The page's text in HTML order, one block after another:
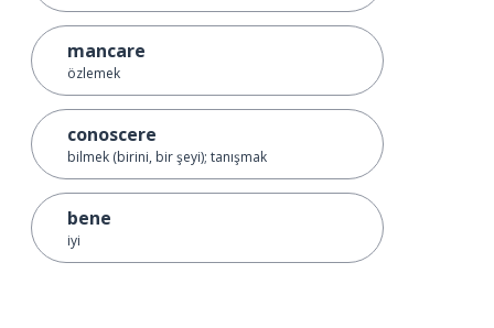
mancare
özlemek
conoscere
bilmek (birini, bir şeyi); tanışmak
bene
iyi